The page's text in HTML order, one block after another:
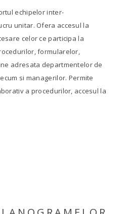
echipelor inter-
unitar. Ofera accesul la
celor ce participa la
formularelor,
adresata departmentelor de
si managerilor. Permite
a procedurilor, accesul la